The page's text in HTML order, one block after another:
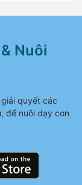
Nuôi
quyết các
để nuôi dạy con